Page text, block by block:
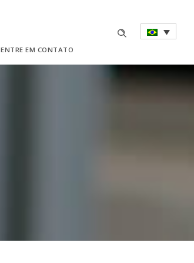
ENTRE EM CONTATO